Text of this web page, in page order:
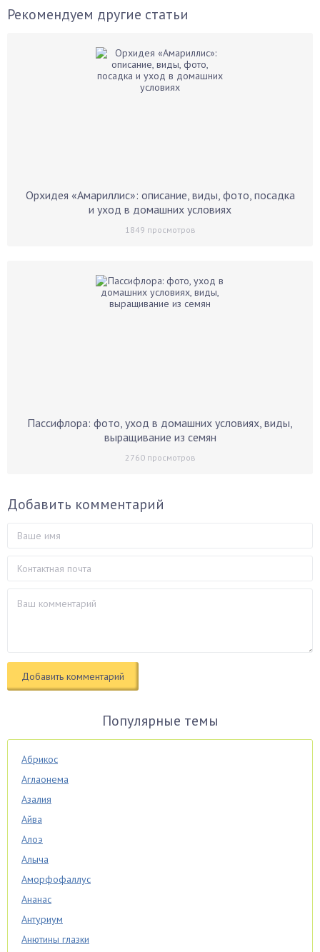
Рекомендуем другие статьи
Орхидея «Амариллис»: описание, виды, фото, посадка
и уход в домашних условиях
1849 просмотров
Пассифлора: фото, уход в домашних условиях, виды,
выращивание из семян
2760просмотров
Добавить комментарий
Популярные темы
Абрикос
Аглаонема
Азалия
Айва
Алоэ
Алыча
Аморфофаллус
Ананас
Антуриум
Анютины глазки